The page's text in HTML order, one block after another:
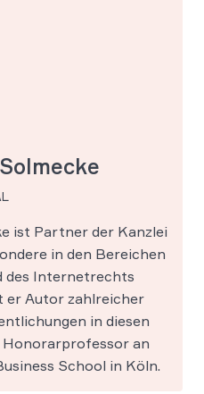
ist Partner der Kanzlei
in den Bereichen
des Internetrechts
er Autor zahlreicher
in diesen
an
School in Köln.